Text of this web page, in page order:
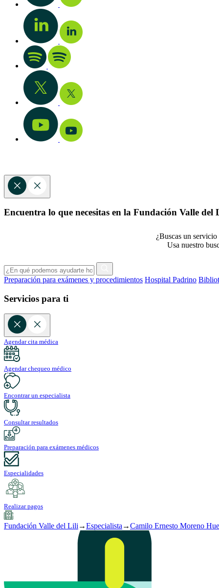
Encuentra lo que necesitas en la Fundación Valle del
¿Buscas un
Usa nuestro
Preparación para exámenes y procedimientos Hospital Padrino
Servicios para ti
Agendar cita médica
Agendar chequeo médico
Encontrar un especialista
Consultar resultados
Preparación para exámenes médicos
Especialidades
Realizar pagos
Fundación Valle del Lili →Especialista →Camilo Ernesto Moreno